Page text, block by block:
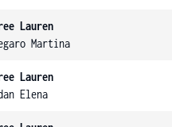
Lauren
Martina
Lauren
Elena